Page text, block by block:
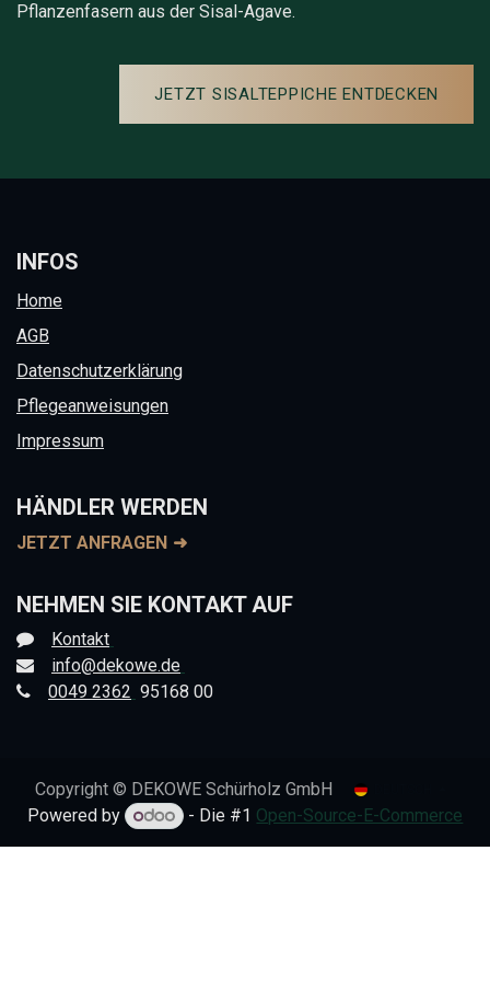
Pflanzenfasern aus der Sisal-Agave.
JETZT SISALTEPPICHE ENTDECKEN
INFOS
Home
AGB
Datenschutzerklärung
Pflegeanweisungen
Impressum
HÄNDLER WERDEN
JETZT ANFRAGEN
NEHMEN SIE KONTAKT AUF
Kontakt
info@dekowe.de
0049 2362 95168 00
Copyright © DEKOWE Schürholz GmbH
Powered by - Die #1 Open-Source-E-Commerce